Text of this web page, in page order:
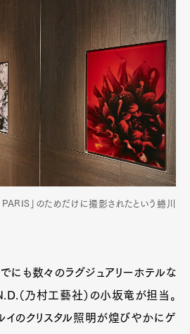
」のためだけに撮影されたという蜷川
にも数々のラグジュアリーホテルな
（乃村工藝社）の小坂竜が担当。
イのクリスタル照明が煌びやかにゲ